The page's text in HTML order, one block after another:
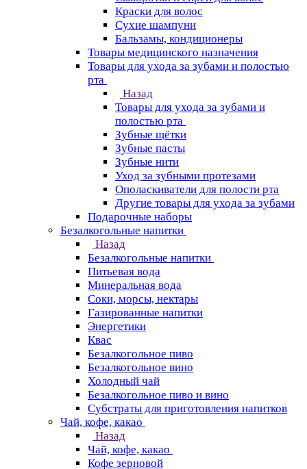
Краски для волос
Сухие шампуни
Бальзамы, кондиционеры
Товары медицинского назначения
Товары для ухода за зубами и полостью
рта
Назад
Товары для ухода за зубами и
полостью рта
Зубные щётки
Зубные пасты
Зубные нити
Уход за зубными протезами
Ополаскиватели для полости рта
Другие товары для ухода за зубами
Подарочные наборы
Безалкогольные напитки
Назад
Безалкогольные напитки
Питьевая вода
Минеральная вода
Соки, морсы, нектары
Газированные напитки
Энергетики
Квас
Безалкогольное пиво
Безалкогольное вино
Холодный чай
Безалкогольное пиво и вино
Субстраты для приготовления напитков
Чай, кофе, какао
Назад
Чай, кофе, какао
Кофе зерновой